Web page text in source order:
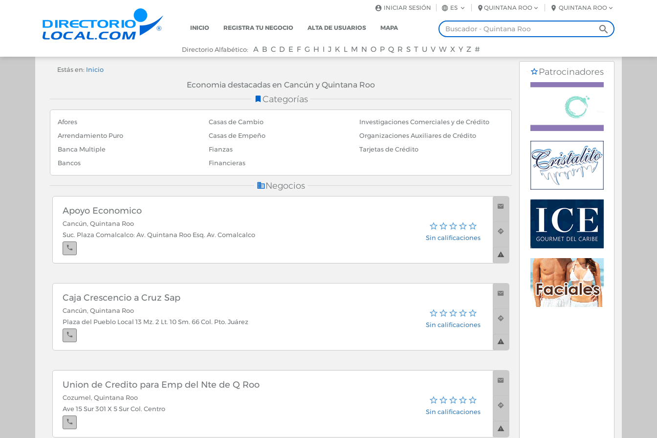
QUINTANA ROO
QUINTANA ROO
ES
INICIAR SESIÓN
INICIO REGISTRA TU NEGOCIO ALTA DE USUARIOS MAPA
Directorio Alfabético: A B C D E F G H I J K L M N O P Q R S T U V W X Y Z #
Estás en: Inicio
Economia destacadas en Cancún y Quintana Roo
Categorías
Afores
Arrendamiento Puro
Banca Multiple
Bancos
Casas de Cambio
Casas de Empeño
Fianzas
Financieras
Investigaciones Comerciales y de Crédito
Organizaciones Auxiliares de Crédito
Tarjetas de Crédito
Negocios
Apoyo Economico
Cancún, Quintana Roo
Suc. Plaza Comalcalco: Av. Quintana Roo Esq. Av. Comalcalco
Cancún, Quintana Roo
Sin calificaciones
Caja Crescencio a Cruz Sap
Cancún, Quintana Roo
Plaza del Pueblo Local 13 Mz. 2 Lt. 10 Sm. 66 Col. Pto. Juárez
Sin calificaciones
Union de Credito para Emp del Nte de Q Roo
Cozumel, Quintana Roo
Ave 15 Sur 301 X 5 Sur Col. Centro
Sin calificaciones
Patrocinadores